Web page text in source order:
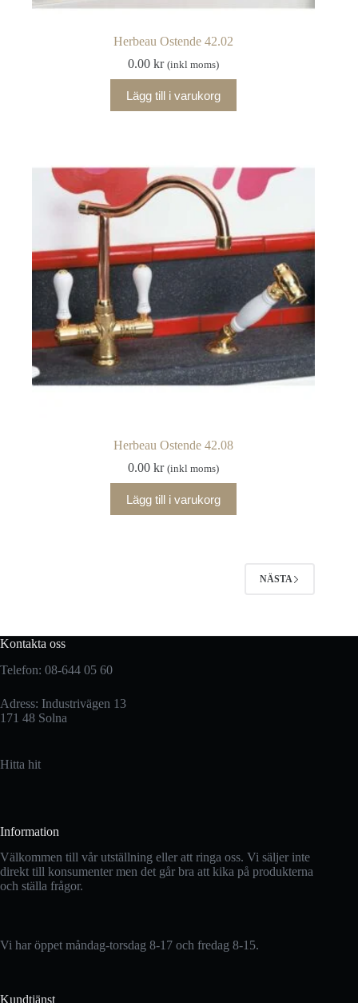
Herbeau Ostende 42.02
0.00kr (inkl moms)
Lägg till i varukorg
Herbeau Ostende 42.08
0.00kr (inkl moms)
Lägg till i varukorg
NÄSTA
Kontakta oss
Telefon: 08-644 05 60
Adress: Industrivägen 13
171 48 Solna
Hitta hit
Information
Välkommen till vår utställning eller att ringa oss. Vi säljer inte
direkt till konsumenter men det går bra att kika på produkterna
och ställa frågor.
Vi har öppet måndag-torsdag 8-17 och fredag 8-15.
Kundtjänst